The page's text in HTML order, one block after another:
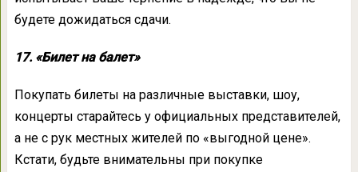
будете дожидаться сдачи.
17. «Билет на балет»
Покупать билеты на различные выставки, шоу,
концерты старайтесь у официальных представителей,
а не с рук местных жителей по «выгодной цене».
Кстати, будьте внимательны при покупке